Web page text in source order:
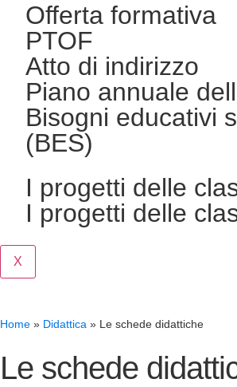
Offerta formativa
PTOF
Atto di indirizzo
Piano annuale
Bisogni educativi
(BES)
I progetti delle
I progetti delle
X
Home » Didattica » Le schede didattiche
Le schede